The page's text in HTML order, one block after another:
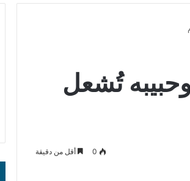
تُشعل
0 أقل من دقيقة